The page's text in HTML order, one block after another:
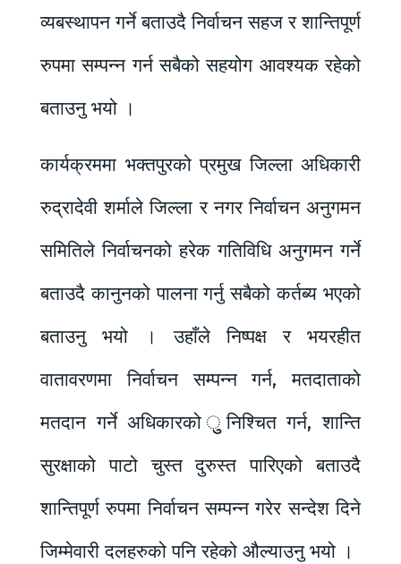
व्यबस्थापन गर्ने बताउदै निर्वाचन सहज र शान्तिपूर्ण
रुपमा सम्पन्न गर्न सबैको सहयोग आवश्यक रहेको
बताउनु भयो ।
कार्यक्रममा भक्तपुरको प्रमुख जिल्ला अधिकारी
रुद्रादेवी शर्माले जिल्ला र नगर निर्वाचन अनुगमन
समितिले निर्वाचनको हरेक गतिविधि अनुगमन गर्ने
बताउदै कानुनको पालना गर्नु सबैको कर्तब्य भएको
बताउनु भयो । उहाँले निष्पक्ष र भयरहीत
वातावरणमा निर्वाचन सम्पन्न गर्न, मतदाताको
मतदान गर्ने अधिकारको ुुनिश्चित गर्न, शान्ति
सुरक्षाको पाटो चुस्त दुरुस्त पारिएको बताउदै
शान्तिपूर्ण रुपमा निर्वाचन सम्पन्न गरेर सन्देश दिने
जिम्मेवारी दलहरुको पनि रहेको औल्याउनु भयो ।